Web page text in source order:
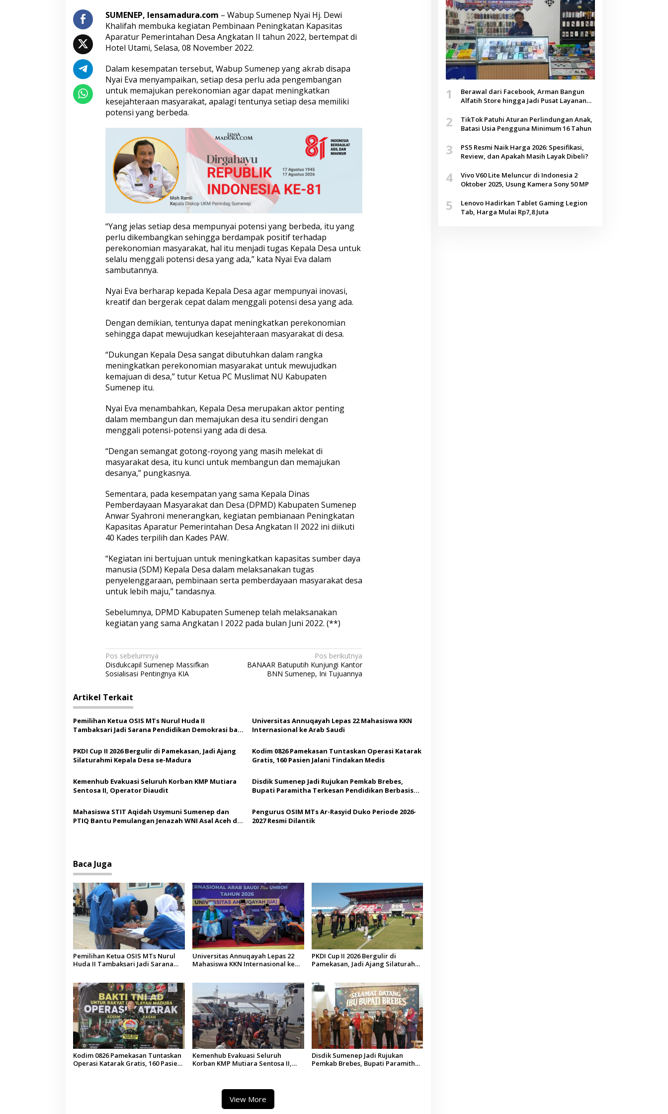
a
n
K
r
e
t
i
f
D
e
m
e
m
a
j
u
a
n
D
e
a
SUMENEP, lensamadura.com – Wabup Sumenep Nyai Hj. Dewi
Khalifah membuka kegiatan Pembinaan Peningkatan Kapasitas
Aparatur Pemerintahan Desa Angkatan II tahun 2022, bertempat di
Hotel Utami, Selasa, 08 November 2022.
Dalam kesempatan tersebut, Wabup Sumenep yang akrab disapa
Nyai Eva menyampaikan, setiap desa perlu ada pengembangan
untuk memajukan perekonomian agar dapat meningkatkan
kesejahteraan masyarakat, apalagi tentunya setiap desa memiliki
potensi yang berbeda.
“Yang jelas setiap desa mempunyai potensi yang berbeda, itu yang
perlu dikembangkan sehingga berdampak positif terhadap
perekonomian masyarakat, hal itu menjadi tugas Kepala Desa untuk
selalu menggali potensi desa yang ada,” kata Nyai Eva dalam
sambutannya.
Nyai Eva berharap kepada Kepala Desa agar mempunyai inovasi,
kreatif dan bergerak cepat dalam menggali potensi desa yang ada.
Dengan demikian, tentunya dapat meningkatkan perekonomian
sehingga dapat mewujudkan kesejahteraan masyarakat di desa.
“Dukungan Kepala Desa sangat dibutuhkan dalam rangka
meningkatkan perekonomian masyarakat untuk mewujudkan
kemajuan di desa,” tutur Ketua PC Muslimat NU Kabupaten
Sumenep itu.
Nyai Eva menambahkan, Kepala Desa merupakan aktor penting
dalam membangun dan memajukan desa itu sendiri dengan
menggali potensi-potensi yang ada di desa.
“Dengan semangat gotong-royong yang masih melekat di
masyarakat desa, itu kunci untuk membangun dan memajukan
desanya,” pungkasnya.
Sementara, pada kesempatan yang sama Kepala Dinas
Pemberdayaan Masyarakat dan Desa (DPMD) Kabupaten Sumenep
Anwar Syahroni menerangkan, kegiatan pembianaan Peningkatan
Kapasitas Aparatur Pemerintahan Desa Angkatan II 2022 ini diikuti
40 Kades terpilih dan Kades PAW.
“Kegiatan ini bertujuan untuk meningkatkan kapasitas sumber daya
manusia (SDM) Kepala Desa dalam melaksanakan tugas
penyelenggaraan, pembinaan serta pemberdayaan masyarakat desa
untuk lebih maju,” tandasnya.
Sebelumnya, DPMD Kabupaten Sumenep telah melaksanakan
kegiatan yang sama Angkatan I 2022 pada bulan Juni 2022. (**)
N
a
i
g
a
i
o
s
Pos sebelumnya
Disdukcapil Sumenep Massifkan
Sosialisasi Pentingnya KIA
Pos berikutnya
BANAAR Batuputih Kunjungi Kantor
BNN Sumenep, Ini Tujuannya
Artikel Terkait
Pemilihan Ketua OSIS MTs Nurul Huda II
Tambaksari Jadi Sarana Pendidikan Demokrasi bagi
Universitas Annuqayah Lepas 22 Mahasiswa KKN
Internasional ke Arab Saudi
PKDI Cup II 2026 Bergulir di Pamekasan, Jadi Ajang
Silaturahmi Kepala Desa se-Madura
Kodim 0826 Pamekasan Tuntaskan Operasi Katarak
Gratis, 160 Pasien Jalani Tindakan Medis
Kemenhub Evakuasi Seluruh Korban KMP Mutiara
Sentosa II, Operator Diaudit
Disdik Sumenep Jadi Rujukan Pemkab Brebes,
Bupati Paramitha Terkesan Pendidikan Berbasis
Mahasiswa STIT Aqidah Usymuni Sumenep dan
PTIQ Bantu Pemulangan Jenazah WNI Asal Aceh di
Pengurus OSIM MTs Ar-Rasyid Duko Periode 2026-
2027 Resmi Dilantik
Baca Juga
Pemilihan Ketua OSIS MTs Nurul
Huda II Tambaksari Jadi Sarana
Universitas Annuqayah Lepas 22
Mahasiswa KKN Internasional ke
PKDI Cup II 2026 Bergulir di
Pamekasan, Jadi Ajang Silaturahmi
Kodim 0826 Pamekasan Tuntaskan
Operasi Katarak Gratis, 160 Pasien
Kemenhub Evakuasi Seluruh
Korban KMP Mutiara Sentosa II,
Disdik Sumenep Jadi Rujukan
Pemkab Brebes, Bupati Paramitha
View More
1
Berawal dari Facebook, Arman Bangun
Alfatih Store hingga Jadi Pusat Layanan
2
TikTok Patuhi Aturan Perlindungan Anak,
Batasi Usia Pengguna Minimum 16 Tahun
3
PS5 Resmi Naik Harga 2026: Spesifikasi,
Review, dan Apakah Masih Layak Dibeli?
4
Vivo V60 Lite Meluncur di Indonesia 2
Oktober 2025, Usung Kamera Sony 50 MP
5
Lenovo Hadirkan Tablet Gaming Legion
Tab, Harga Mulai Rp7,8 Juta